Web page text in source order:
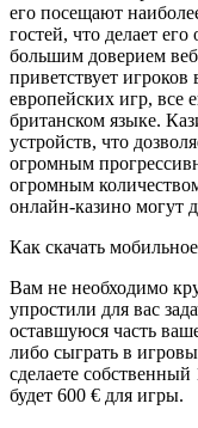
его посещают
гостей, что делает
большим доверием
приветствует
европейских игр, все
британском языке.
устройств, что
огромным
огромным
онлайн-казино могут
Как скачать
Вам не необходимо
упростили для вас
оставшуюся часть
либо сыграть в
сделаете
будет 600 € для игры.